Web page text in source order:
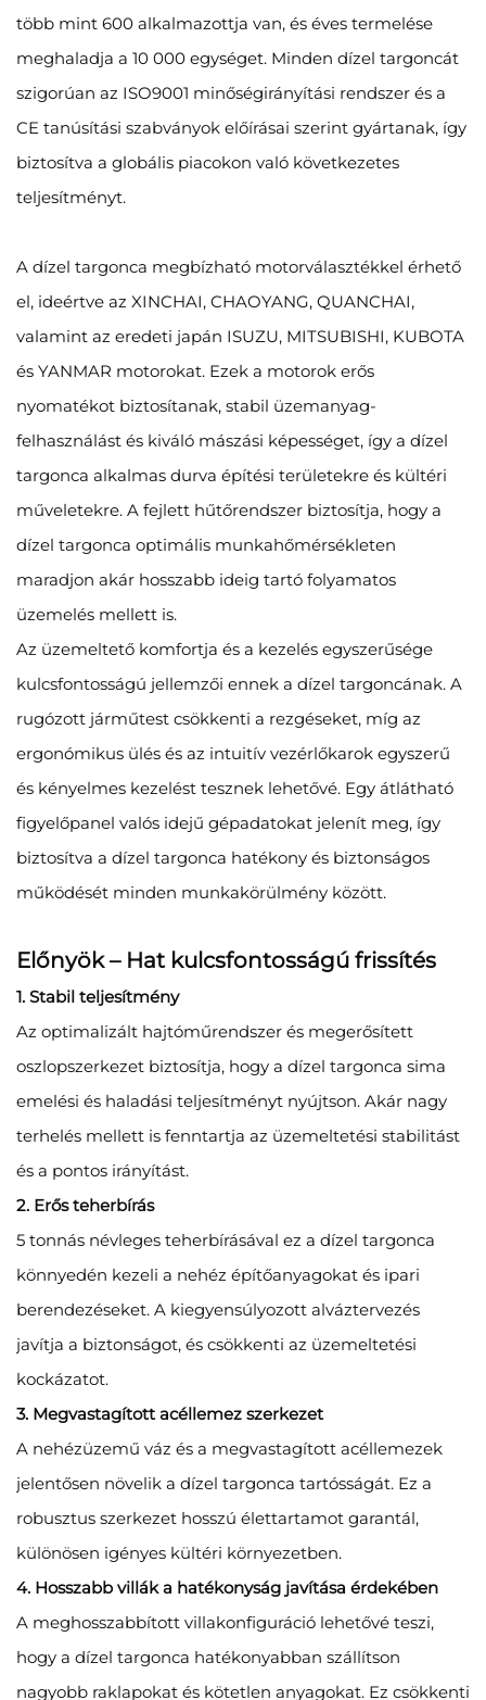
több mint 600 alkalmazottja van, és éves termelése
meghaladja a 10 000 egységet. Minden dízel targoncát
szigorúan az ISO9001 minőségirányítási rendszer és a
CE tanúsítási szabványok előírásai szerint gyártanak, így
biztosítva a globális piacokon való következetes
teljesítményt.
A dízel targonca megbízható motorválasztékkel érhető
el, ideértve az XINCHAI, CHAOYANG, QUANCHAI,
valamint az eredeti japán ISUZU, MITSUBISHI, KUBOTA
és YANMAR motorokat. Ezek a motorok erős
nyomatékot biztosítanak, stabil üzemanyag-
felhasználást és kiváló mászási képességet, így a dízel
targonca alkalmas durva építési területekre és kültéri
műveletekre. A fejlett hűtőrendszer biztosítja, hogy a
dízel targonca optimális munkahőmérsékleten
maradjon akár hosszabb ideig tartó folyamatos
üzemelés mellett is.
Az üzemeltető komfortja és a kezelés egyszerűsége
kulcsfontosságú jellemzői ennek a dízel targoncának. A
rugózott járműtest csökkenti a rezgéseket, míg az
ergonómikus ülés és az intuitív vezérlőkarok egyszerű
és kényelmes kezelést tesznek lehetővé. Egy átlátható
figyelőpanel valós idejű gépadatokat jelenít meg, így
biztosítva a dízel targonca hatékony és biztonságos
működését minden munkakörülmény között.
Előnyök – Hat kulcsfontosságú frissítés
1. Stabil teljesítmény
Az optimalizált hajtóműrendszer és megerősített
oszlopszerkezet biztosítja, hogy a dízel targonca sima
emelési és haladási teljesítményt nyújtson. Akár nagy
terhelés mellett is fenntartja az üzemeltetési stabilitást
és a pontos irányítást.
2. Erős teherbírás
5 tonnás névleges teherbírásával ez a dízel targonca
könnyedén kezeli a nehéz építőanyagokat és ipari
berendezéseket. A kiegyensúlyozott alváztervezés
javítja a biztonságot, és csökkenti az üzemeltetési
kockázatot.
3. Megvastagított acéllemez szerkezet
A nehézüzemű váz és a megvastagított acéllemezek
jelentősen növelik a dízel targonca tartósságát. Ez a
robusztus szerkezet hosszú élettartamot garantál,
különösen igényes kültéri környezetben.
4. Hosszabb villák a hatékonyság javítása érdekében
A meghosszabbított villakonfiguráció lehetővé teszi,
hogy a dízel targonca hatékonyabban szállítson
nagyobb raklapokat és kötetlen anyagokat. Ez csökkenti